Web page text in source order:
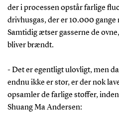
der i processen opstår farlige
drivhusgas, der er 10.000
Samtidig ætser gasserne de
bliver brændt.
- Det er egentligt ulovligt, men
endnu ikke er stor, er der nok
opsamler de farlige stoffer,
Shuang Ma Andersen: